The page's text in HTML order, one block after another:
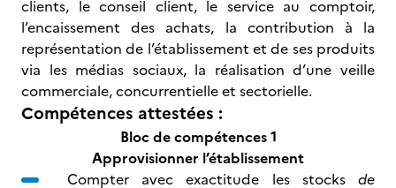
clients, le conseil client, le service au comptoir,
l’encaissement des achats, la contribution à la
représentation de l’établissement et de ses produits
via les médias sociaux, la réalisation d’une veille
commerciale, concurrentielle et sectorielle.
Compétences attestées :
Bloc de compétences 1
Approvisionner l’établissement
Compter avec exactitude les stocks de